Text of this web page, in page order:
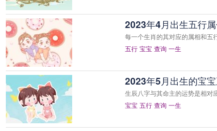
2023年4月出生五行
每一个生肖的其对应的属相和五
五行 宝宝 查询 一生
2023年5月出生的宝
生辰八字与其命主的运势是相对
宝宝 五行 查询 一生